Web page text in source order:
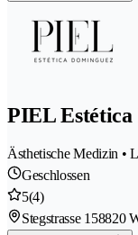
PIEL Estética
Ästhetische Medizin •
Geschlossen
5(4)
Stegstrasse 158820